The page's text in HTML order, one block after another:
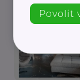
Povolit